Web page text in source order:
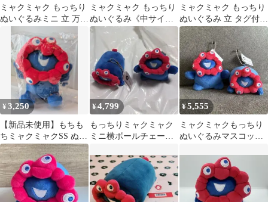
ミャクミャク もっちり
ぬいぐるみミニ 立 万博
チェーン
ミャクミャク もっちり
ぬいぐるみ《中サイ
ズ》新品
ミャクミャク もっちり
ぬいぐるみ 立 タグ付き
大阪関西万博
¥3,250
【新品未使用】もちも
ちミャクミャクSS ぬい
ぐるみ もっちり ノ
ーマル
¥4,799
もっちりミャクミャク
ミニ横ボールチェーン
¥5,555
ミャクミャクもっちり
ぬいぐるみマスコット
２点セット